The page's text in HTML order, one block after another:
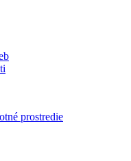
prostredie